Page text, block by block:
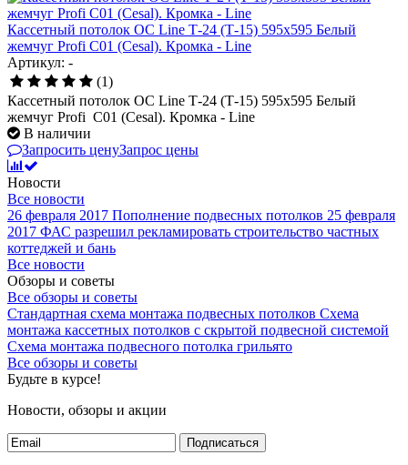
Кассетный потолок ОС Line Т-24 (Т-15) 595х595 Белый
жемчуг Profi С01 (Cesal). Кромка - Line
Артикул: -
(1)
Кассетный потолок ОС Line Т-24 (Т-15) 595х595 Белый
жемчуг Profi С01 (Cesal). Кромка - Line
В наличии
Запросить ценуЗапрос цены
Новости
Все новости
26 февраля 2017 Пополнение подвесных потолков 25 февраля
2017 ФАС разрешил рекламировать строительство частных
коттеджей и бань
Все новости
Обзоры и советы
Все обзоры и советы
Стандартная схема монтажа подвесных потолков Схема
монтажа кассетных потолков с скрытой подвесной системой
Схема монтажа подвесного потолка грильято
Все обзоры и советы
Будьте в курсе!
Новости, обзоры и акции
Подписаться